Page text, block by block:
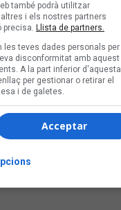
també podrà utilitzar
i els nostres partners
precisa. Llista de partners.
les teves dades personals per
disconformitat amb aquest
A la part inferior d'aquesta
per gestionar o retirar el
i de galetes.
Acceptar